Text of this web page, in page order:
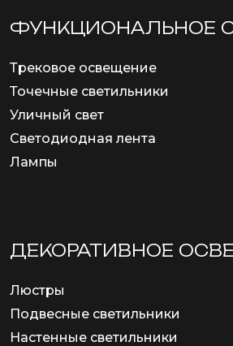
ФУНКЦИОНА­ЛЬНОЕ
Трековое освещение
Точечные светильники
Уличный свет
Светодиодная лента
Лампы
ДЕКОРАТИВНОЕ
Люстры
Подвесные светильники
Настенные светильники